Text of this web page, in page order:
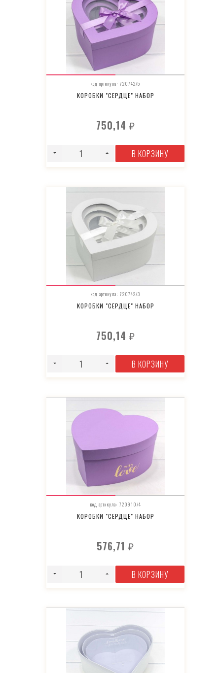
код артикула: 720742/5
КОРОБКИ "СЕРДЦЕ" НАБОР
750,14 ₽
В КОРЗИНУ
код артикула: 720742/3
КОРОБКИ "СЕРДЦЕ" НАБОР
750,14 ₽
В КОРЗИНУ
код артикула: 720910/4
КОРОБКИ "СЕРДЦЕ" НАБОР
576,71₽
В КОРЗИНУ